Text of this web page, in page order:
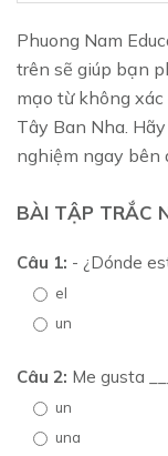
Phuong Nam
trên sẽ giúp bạn
mạo từ không
Tây Ban Nha.
nghiệm ngay bên
BÀI TẬP TRẮC
Câu 1: - ¿Dónde
el
un
Câu 2: Me gusta
un
una